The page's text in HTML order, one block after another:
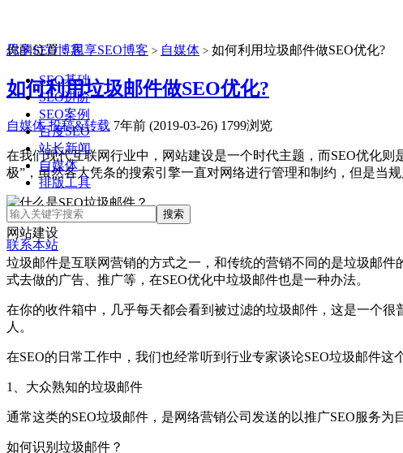
思享SEO博客
SEO基础
SEO进阶
SEO案例
百度SEO
站长新闻
自媒体
排版工具
联系本站
你的位置：思享SEO博客 > 自媒体 > 如何利用垃圾邮件做SEO优化?
如何利用垃圾邮件做SEO优化?
自媒体 投稿&转载 7年前 (2019-03-26) 1799浏览
在我们现代互联网行业中，网站建设是一个时代主题，而SEO优化
极”，虽然各大凭条的搜索引擎一直对网络进行管理和制约，但是当
网站建设
垃圾邮件是互联网营销的方式之一，和传统的营销不同的是垃圾邮
式去做的广告、推广等，在SEO优化中垃圾邮件也是一种办法。
在你的收件箱中，几乎每天都会看到被过滤的垃圾邮件，这是一个
人。
在SEO的日常工作中，我们也经常听到行业专家谈论SEO垃圾邮件
1、大众熟知的垃圾邮件
通常这类的SEO垃圾邮件，是网络营销公司发送的以推广SEO服务
如何识别垃圾邮件？